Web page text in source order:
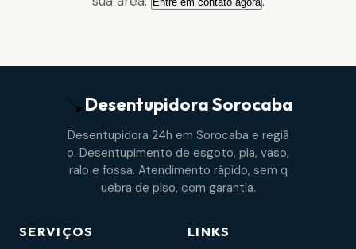
DesentupidoraSorocaba
Desentupidora 24h em Sorocaba e regiã
o. Desentupimento de esgoto, pia, vaso,
ralo e fossa. Atendimento rápido, sem q
uebra de piso, com garantia.
SERVIÇOS LINKS